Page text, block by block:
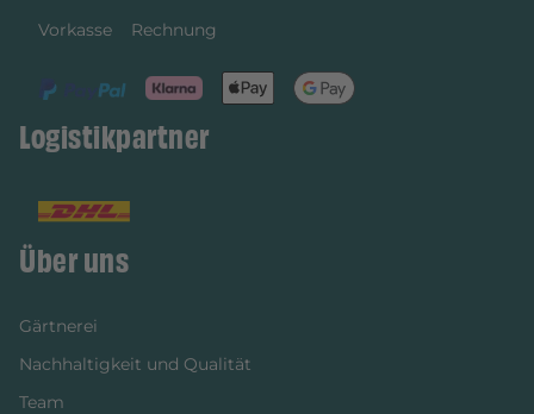
Vorkasse Rechnung
Logistikpartner
Über uns
Gärtnerei
Nachhaltigkeit und Qualität
Team